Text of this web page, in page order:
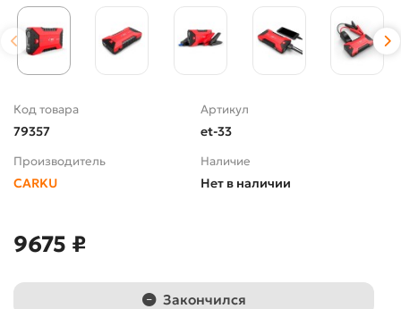
Код товара
79357
Артикул
et-33
Производитель
CARKU
Наличие
Нет в наличии
9675 ₽
Закончился